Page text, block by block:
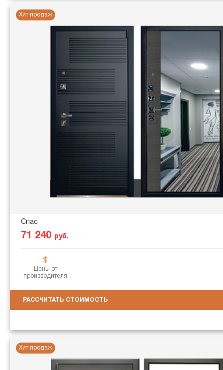
Хит продаж
Спас
71 240 руб.
Цены от
производителя
РАССЧИТАТЬ СТОИМОСТЬ
Хит продаж